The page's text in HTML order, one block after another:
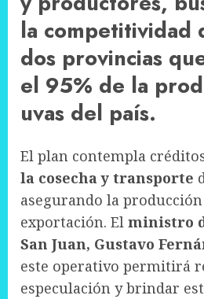
la competitividad
dos provincias
el 95% de la
uvas del país.
El plan contempla
la cosecha y transporte
asegurando la
exportación. El ministro
San Juan, Gustavo
este operativo permitirá
especulación y brindar